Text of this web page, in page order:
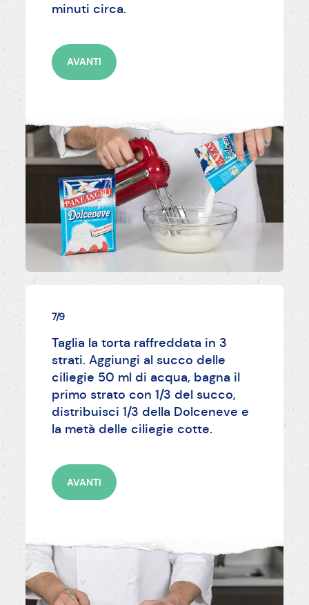
minuti circa.
AVANTI
7/9
Taglia la torta raffreddata in 3
strati. Aggiungi al succo delle
ciliegie 50 ml di acqua, bagna il
primo strato con 1/3 del succo,
distribuisci 1/3 della Dolceneve e
la metà delle ciliegie cotte.
AVANTI